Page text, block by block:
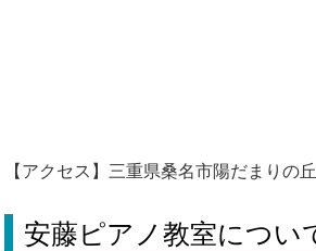
【アクセス】三重県桑名市陽だまりの
安藤ピアノ教室につい